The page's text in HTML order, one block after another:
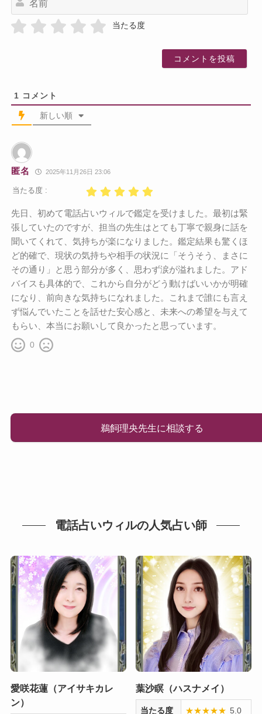
当たる度
1 コメント
新しい順
匿名 2025年11月26日 23:06
当たる度 :
先日、初めて電話占いウィルで鑑定を受けました。最初は緊
張していたのですが、担当の先生はとても丁寧で親身に話を
聞いてくれて、気持ちが楽になりました。鑑定結果も驚くほ
ど的確で、現状の気持ちや相手の状況に「そうそう、まさに
その通り」と思う部分が多く、思わず涙が溢れました。アド
バイスも具体的で、これから自分がどう動けばいいかが明確
になり、前向きな気持ちになれました。これまで誰にも言え
ず悩んでいたことを話せた安心感と、未来への希望を与えて
もらい、本当にお願いして良かったと思っています。
0
鵜飼理央先生に相談する
電話占いウィルの人気占い師
愛咲花蓮（アイサキカレ
ン）
葉沙瞑（ハスナメイ）
当たる度 ★★★★★ 5.0